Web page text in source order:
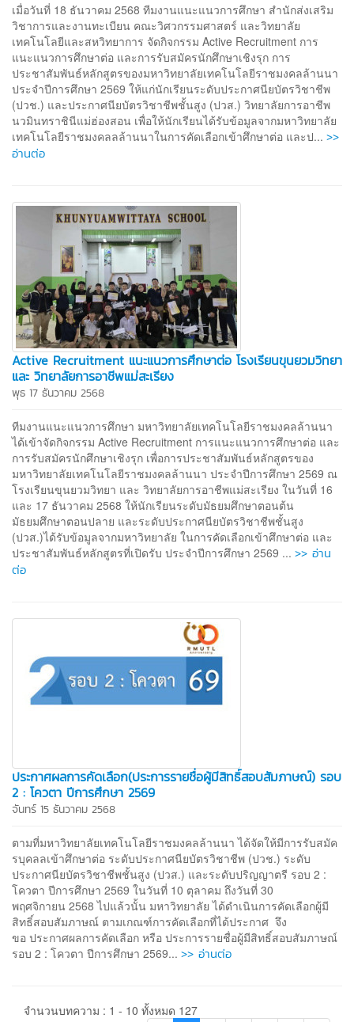
เมื่อวันที่ 18 ธันวาคม 2568 ทีมงานแนะแนวการศึกษา สำนักส่งเสริม
วิชาการและงานทะเบียน คณะวิศวกรรมศาสตร์ และวิทยาลัย
เทคโนโลยีและสหวิทยาการ จัดกิจกรรม Active Recruitment การ
แนะแนวการศึกษาต่อ และการรับสมัครนักศึกษาเชิงรุก การ
ประชาสัมพันธ์หลักสูตรของมหาวิทยาลัยเทคโนโลยีราชมงคลล้านนา
ประจำปีการศึกษา 2569 ให้แก่นักเรียนระดับประกาศนียบัตรวิชาชีพ
(ปวช.) และประกาศนียบัตรวิชาชีพชั้นสูง (ปวส.) วิทยาลัยการอาชีพ
นวมินทราชินีแม่ฮ่องสอน เพื่อให้นักเรียนได้รับข้อมูลจากมหาวิทยาลัย
เทคโนโลยีราชมงคลลล้านนาในการคัดเลือกเข้าศึกษาต่อ และป... >>
อ่านต่อ
Active Recruitment แนะแนวการศึกษาต่อ โรงเรียนขุนยวมวิทยา
และ วิทยาลัยการอาชีพแม่สะเรียง
พุธ 17 ธันวาคม 2568
ทีมงานแนะแนวการศึกษา มหาวิทยาลัยเทคโนโลยีราชมงคลล้านนา
ได้เข้าจัดกิจกรรม Active Recruitment การแนะแนวการศึกษาต่อ และ
การรับสมัครนักศึกษาเชิงรุก เพื่อการประชาสัมพันธ์หลักสูตรของ
มหาวิทยาลัยเทคโนโลยีราชมงคลล้านนา ประจำปีการศึกษา 2569 ณ
โรงเรียนขุนยวมวิทยา และ วิทยาลัยการอาชีพแม่สะเรียง ในวันที่ 16
และ 17 ธันวาคม 2568 ให้นักเรียนระดับมัธยมศึกษาตอนต้น
มัธยมศึกษาตอนปลาย และระดับประกาศนียบัตรวิชาชีพชั้นสูง
(ปวส.)ได้รับข้อมูลจากมหาวิทยาลัย ในการคัดเลือกเข้าศึกษาต่อ และ
ประชาสัมพันธ์หลักสูตรที่เปิดรับ ประจำปีการศึกษา 2569 ... >> อ่าน
ต่อ
ประกาศผลการคัดเลือก(ประการรายชื่อผู้มีสิทธิ์สอบสัมภาษณ์) รอบ
2 : โควตา ปีการศึกษา 2569
จันทร์ 15 ธันวาคม 2568
ตามที่มหาวิทยาลัยเทคโนโลยีราชมงคลล้านนา ได้จัดให้มีการรับสมัค
รบุคลลเข้าศึกษาต่อ ระดับประกาศนียบัตรวิชาชีพ (ปวช.) ระดับ
ประกาศนียบัตรวิชาชีพชั้นสูง (ปวส.) และระดับปริญญาตรี รอบ 2 :
โควตา ปีการศึกษา 2569 ในวันที่ 10 ตุลาคม ถึงวันที่ 30
พฤศจิกายน 2568 ไปแล้วนั้น มหาวิทยาลัย ได้ดำเนินการคัดเลือกผู้มี
สิทธิ์สอบสัมภาษณ์ ตามเกณฑ์การคัดเลือกที่ได้ประกาศ จึง
ขอ ประกาศผลการคัดเลือก หรือ ประการรายชื่อผู้มีสิทธิ์สอบสัมภาษณ์
รอบ 2 : โควตา ปีการศึกษา 2569... >> อ่านต่อ
จำนวนบทความ : 1 - 10 ทั้งหมด 127